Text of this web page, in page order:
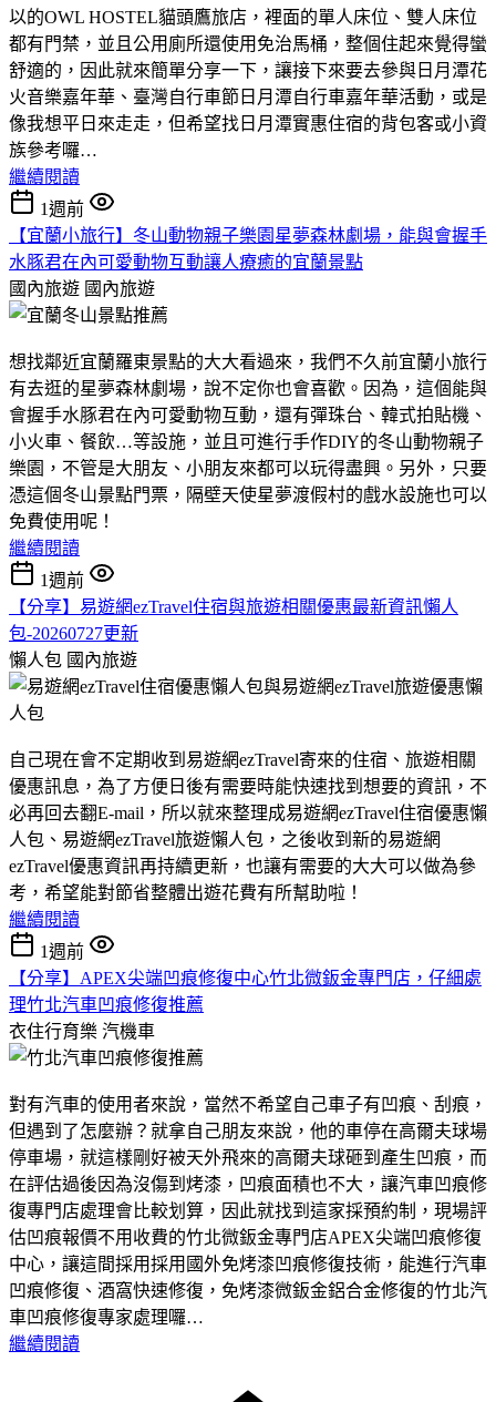
以的OWL HOSTEL貓頭鷹旅店，裡面的單人床位、雙人床位
都有門禁，並且公用廁所還使用免治馬桶，整個住起來覺得蠻
舒適的，因此就來簡單分享一下，讓接下來要去參與日月潭花
火音樂嘉年華、臺灣自行車節日月潭自行車嘉年華活動，或是
像我想平日來走走，但希望找日月潭實惠住宿的背包客或小資
族參考囉…
繼續閱讀
1週前
【宜蘭小旅行】冬山動物親子樂園星夢森林劇場，能與會握手
水豚君在內可愛動物互動讓人療癒的宜蘭景點
國內旅遊 國內旅遊
想找鄰近宜蘭羅東景點的大大看過來，我們不久前宜蘭小旅行
有去逛的星夢森林劇場，說不定你也會喜歡。因為，這個能與
會握手水豚君在內可愛動物互動，還有彈珠台、韓式拍貼機、
小火車、餐飲…等設施，並且可進行手作DIY的冬山動物親子
樂園，不管是大朋友、小朋友來都可以玩得盡興。另外，只要
憑這個冬山景點門票，隔壁天使星夢渡假村的戲水設施也可以
免費使用呢！
繼續閱讀
1週前
【分享】易遊網ezTravel住宿與旅遊相關優惠最新資訊懶人
包-20260727更新
懶人包 國內旅遊
自己現在會不定期收到易遊網ezTravel寄來的住宿、旅遊相關
優惠訊息，為了方便日後有需要時能快速找到想要的資訊，不
必再回去翻E-mail，所以就來整理成易遊網ezTravel住宿優惠懶
人包、易遊網ezTravel旅遊懶人包，之後收到新的易遊網
ezTravel優惠資訊再持續更新，也讓有需要的大大可以做為參
考，希望能對節省整體出遊花費有所幫助啦！
繼續閱讀
1週前
【分享】APEX尖端凹痕修復中心竹北微鈑金專門店，仔細處
理竹北汽車凹痕修復推薦
衣住行育樂 汽機車
對有汽車的使用者來說，當然不希望自己車子有凹痕、刮痕，
但遇到了怎麼辦？就拿自己朋友來說，他的車停在高爾夫球場
停車場，就這樣剛好被天外飛來的高爾夫球砸到產生凹痕，而
在評估過後因為沒傷到烤漆，凹痕面積也不大，讓汽車凹痕修
復專門店處理會比較划算，因此就找到這家採預約制，現場評
估凹痕報價不用收費的竹北微鈑金專門店APEX尖端凹痕修復
中心，讓這間採用採用國外免烤漆凹痕修復技術，能進行汽車
凹痕修復、酒窩快速修復，免烤漆微鈑金鋁合金修復的竹北汽
車凹痕修復專家處理囉…
繼續閱讀